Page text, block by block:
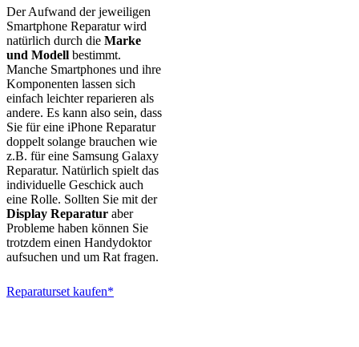
Der Aufwand der jeweiligen
Smartphone Reparatur wird
natürlich durch die Marke
und Modell bestimmt.
Manche Smartphones und ihre
Komponenten lassen sich
einfach leichter reparieren als
andere. Es kann also sein, dass
Sie für eine iPhone Reparatur
doppelt solange brauchen wie
z.B. für eine Samsung Galaxy
Reparatur. Natürlich spielt das
individuelle Geschick auch
eine Rolle. Sollten Sie mit der
Display Reparatur aber
Probleme haben können Sie
trotzdem einen Handydoktor
aufsuchen und um Rat fragen.
Reparaturset kaufen*